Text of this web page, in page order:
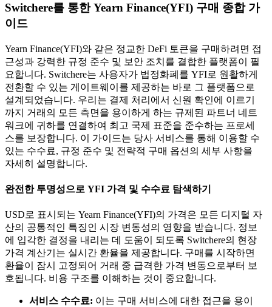
Switchere를 통한 Yearn Finance(YFI) 구매 종합 가
이드
Yearn Finance(YFI)와 같은 정교한 DeFi 토큰을 구매하려면 접
근성과 강력한 규정 준수 및 보안 조치를 결합한 플랫폼이 필
요합니다. Switchere는 사용자가 법정화폐를 YFI로 원활하게
전환할 수 있는 게이트웨이를 제공하는 바로 그 플랫폼으로
설계되었습니다. 우리는 결제 처리에서 신원 확인에 이르기
까지 거래의 모든 측면을 용이하게 하는 규제된 파트너 네트
워크에 귀하를 연결하여 최고 국제 표준을 준수하는 프로세
스를 보장합니다. 이 가이드는 당사 서비스를 통해 이용할 수
있는 수수료, 규정 준수 및 전략적 구매 옵션의 세부 사항을
자세히 설명합니다.
완전한 투명성으로 YFI 가격 및 수수료 탐색하기
USD로 표시되는 Yearn Finance(YFI)의 가격은 모든 디지털 자
산의 공통적인 특징인 시장 변동성의 영향을 받습니다. 정보
에 입각한 결정을 내리는 데 도움이 되도록 Switchere의 현장
가격 계산기는 실시간 환율을 제공합니다. 구매를 시작하면
환율이 잠시 고정되어 거래 중 급격한 가격 변동으로부터 보
호됩니다. 비용 구조를 이해하는 것이 중요합니다.
서비스 수수료: 이는 구매 서비스에 대한 접근을 용이